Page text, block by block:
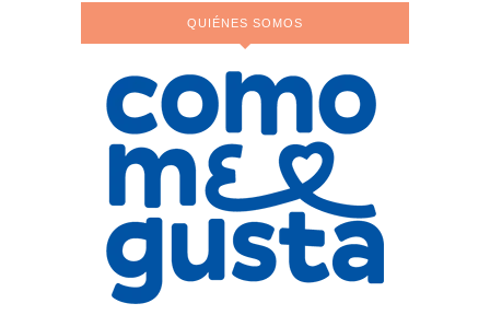
QUIÉNES SOMOS